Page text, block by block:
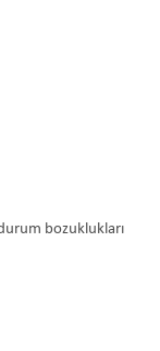
bozuklukları